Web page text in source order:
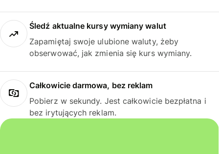
Śledź aktualne kursy wymiany walut
Zapamiętaj swoje ulubione waluty, żeby
obserwować, jak zmienia się kurs wymiany.
Całkowicie darmowa, bez reklam
Pobierz w sekundy. Jest całkowicie bezpłatna i
bez irytujących reklam.